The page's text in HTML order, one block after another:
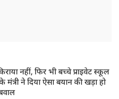
नहीं, फिर भी बच्चे प्राइवेट स्कूल
ने दिया ऐसा बयान की खड़ा हो